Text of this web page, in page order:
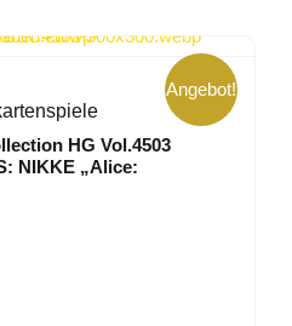
Angebot!
HG Vol.4503
NIKKE „Alice: